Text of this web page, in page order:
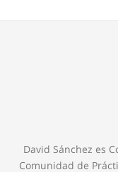
David Sánchez es
Comunidad de